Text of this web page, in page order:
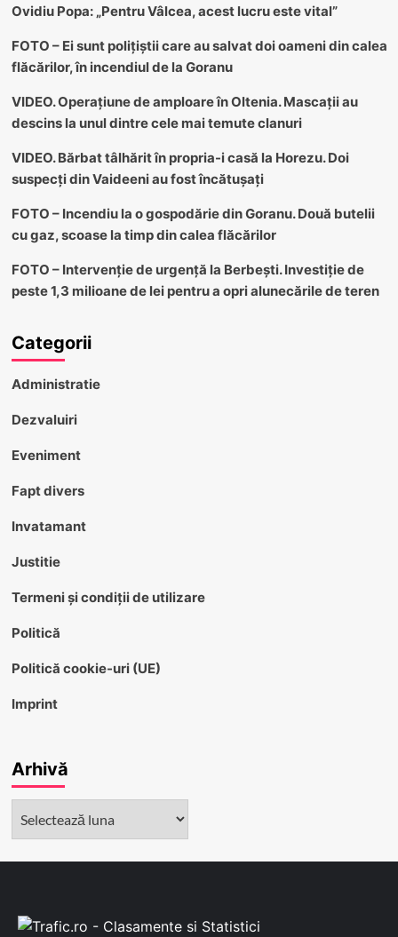
Ovidiu Popa: „Pentru Vâlcea, acest lucru este vital”
FOTO – Ei sunt polițiștii care au salvat doi oameni din calea
flăcărilor, în incendiul de la Goranu
VIDEO. Operațiune de amploare în Oltenia. Mascații au
descins la unul dintre cele mai temute clanuri
VIDEO. Bărbat tâlhărit în propria-i casă la Horezu. Doi
suspecți din Vaideeni au fost încătușați
FOTO – Incendiu la o gospodărie din Goranu. Două butelii
cu gaz, scoase la timp din calea flăcărilor
FOTO – Intervenție de urgență la Berbești. Investiție de
peste 1,3 milioane de lei pentru a opri alunecările de teren
Categorii
Administratie
Dezvaluiri
Eveniment
Fapt divers
Invatamant
Justitie
Termeni și condiții de utilizare
Politică
Politică cookie-uri (UE)
Imprint
Arhivă